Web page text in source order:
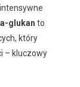
glukan to
który
– kluczowy